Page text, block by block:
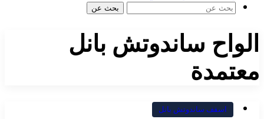
بحث عن
الواح ساندوتش بانل
معتمدة
اسقف ساندوتش بانل